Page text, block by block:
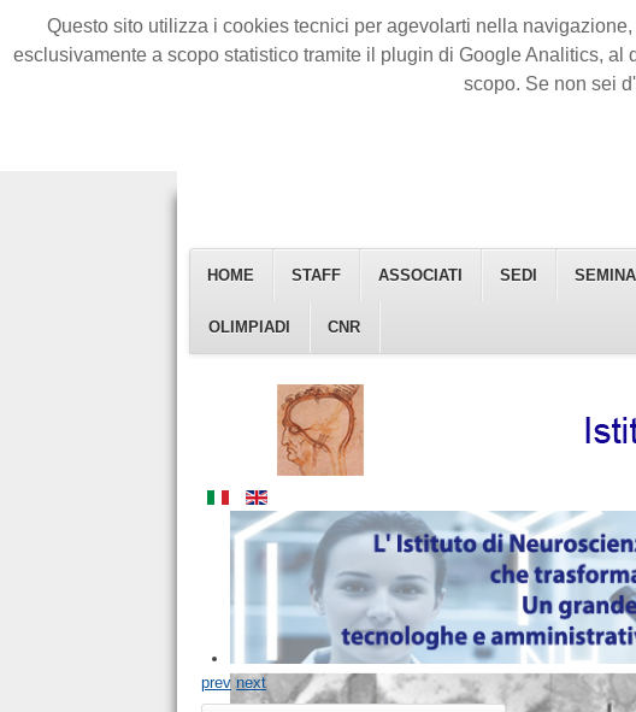
Questo sito utilizza i cookies tecnici per agevolarti nella
esclusivamente a scopo statistico tramite il plugin di Google Analitics,
scopo. Se non sei
HOME STAFF ASSOCIATI SEDI
OLIMPIADI CNR
prev next